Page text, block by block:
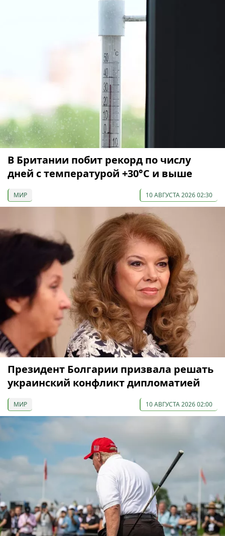
В Британии побит рекорд по числу
дней с температурой +30°C и выше
МИР 10 АВГУСТА 2026 02:30
Президент Болгарии призвала решать
украинский конфликт дипломатией
МИР 10 АВГУСТА 2026 02:00